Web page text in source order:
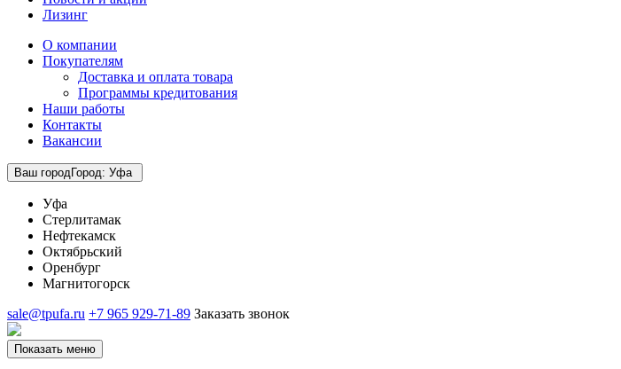
Лизинг
О компании
Покупателям
Доставка и оплата товара
Программы кредитования
Наши работы
Контакты
Вакансии
Ваш городГород: Уфа
Уфа
Стерлитамак
Нефтекамск
Октябрьский
Оренбург
Магнитогорск
sale@tpufa.ru +7 965 929-71-89 Заказать звонок
Показать меню